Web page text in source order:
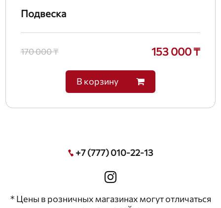
Подвеска
170 000 ₸ 153 000 ₸
В корзину
+7 (777) 010-22-13
* Цены в розничных магазинах могут отличаться